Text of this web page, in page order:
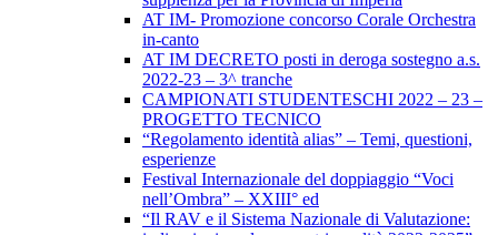
AT IM- Promozione concorso Corale Orchestra
in-canto
AT IM DECRETO posti in deroga sostegno a.s.
2022-23 – 3^ tranche
CAMPIONATI STUDENTESCHI 2022 – 23 –
PROGETTO TECNICO
“Regolamento identità alias” – Temi, questioni,
esperienze
Festival Internazionale del doppiaggio “Voci
nell’Ombra” – XXIII° ed
“Il RAV e il Sistema Nazionale di Valutazione: